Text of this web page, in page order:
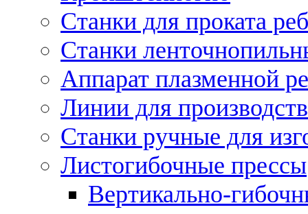
Станки для проката
Станки
Аппарат плазменной
Линии для
Станки ручные для
Листогибочные прессы
Вертикально-